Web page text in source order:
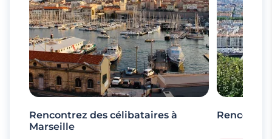
Rencontrez des célibataires à
Marseille